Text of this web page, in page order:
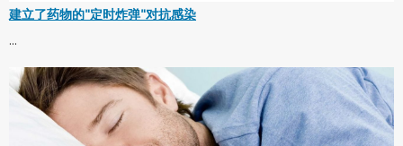
建立了药物的"定时炸弹"对抗感染
...